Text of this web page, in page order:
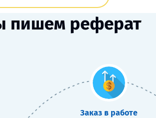
пишем реферат
Заказ в работе